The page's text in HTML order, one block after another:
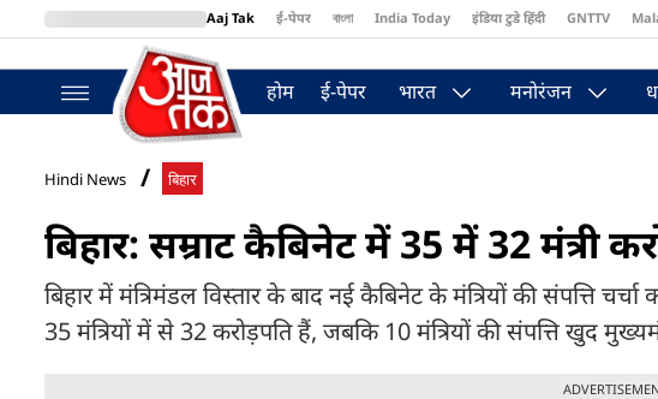
Aaj Tak ई-पेपर বাংলা India Today इंडिया टुडे हिंदी GNTTV
BT Bazaar
होम ई-पेपर भारत मनोरंजन
Hindi News बिहार
बिहार: सम्राट कैबिनेट में 35 में 32 मंत्री
बिहार में मंत्रिमंडल विस्तार के बाद नई कैबिनेट के मंत्रियों की संपत्ति
35 मंत्रियों में से 32 करोड़पति हैं, जबकि 10 मंत्रियों की संपत्ति खुद